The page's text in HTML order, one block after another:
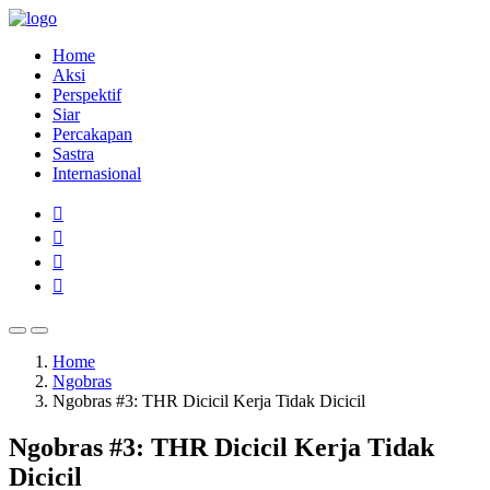
Home
Aksi
Perspektif
Siar
Percakapan
Sastra
Internasional
Home
Ngobras
Ngobras #3: THR Dicicil Kerja Tidak Dicicil
Ngobras #3: THR Dicicil Kerja Tidak
Dicicil